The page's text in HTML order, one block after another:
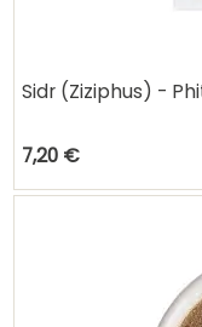
Sidr (Ziziphus) -
7,20 €